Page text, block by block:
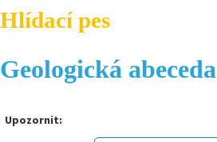
Hlídací pes
Geologická abeceda
Upozornit: